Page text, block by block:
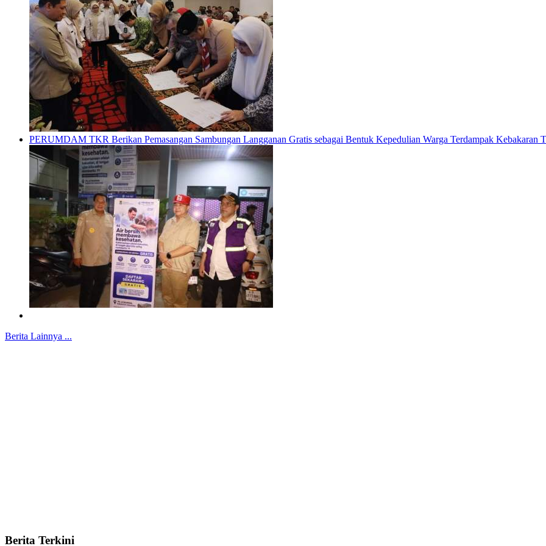
PERUMDAM TKR Berikan Pemasangan Sambungan Langganan Gratis sebagai Bentuk Kepedulian Warga Terdampak Kebakaran
Berita Lainnya ...
Berita Terkini